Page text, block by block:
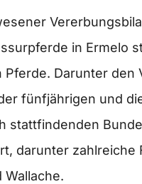
in Ermelo
Darunter den
fünfjährigen und
stattfindenden
darunter zahlreiche